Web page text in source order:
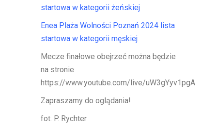
startowa w kategorii żeńskiej
Enea Plaża Wolności Poznań 2024 lista
startowa w kategorii męskiej
Mecze finałowe obejrzeć można będzie
na stronie
https://www.youtube.com/live/uW3gYyv1pgA
Zapraszamy do oglądania!
fot. P. Rychter